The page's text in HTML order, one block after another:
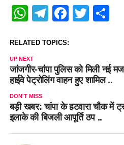
WhatsApp
Telegram
RELATED TOPICS:
UP NEXT
जांजगीर-चांपा पुलिस को मिली नई
हाईवे पेट्रोलिंग वाहन हुए शामिल ..
DON'T MISS
बड़ी खबर: चांपा के हटवारा चौक में
इलाके की बिजली आपूर्ति ठप ..